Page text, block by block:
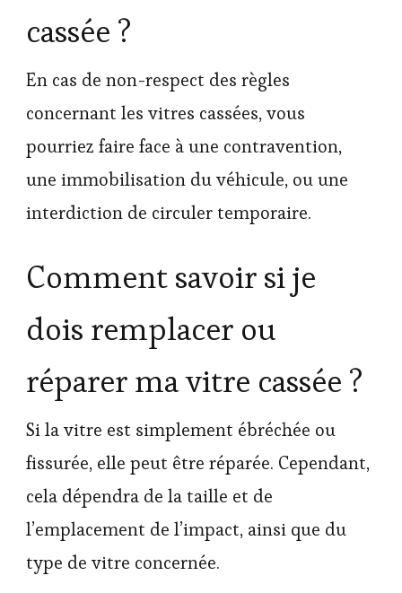
cassée ?
En cas de non-respect des règles
concernant les vitres cassées, vous
pourriez faire face à une contravention,
une immobilisation du véhicule, ou une
interdiction de circuler temporaire.
Comment savoir si je
dois remplacer ou
réparer ma vitre cassée ?
Si la vitre est simplement ébréchée ou
fissurée, elle peut être réparée. Cependant,
cela dépendra de la taille et de
l’emplacement de l’impact, ainsi que du
type de vitre concernée.